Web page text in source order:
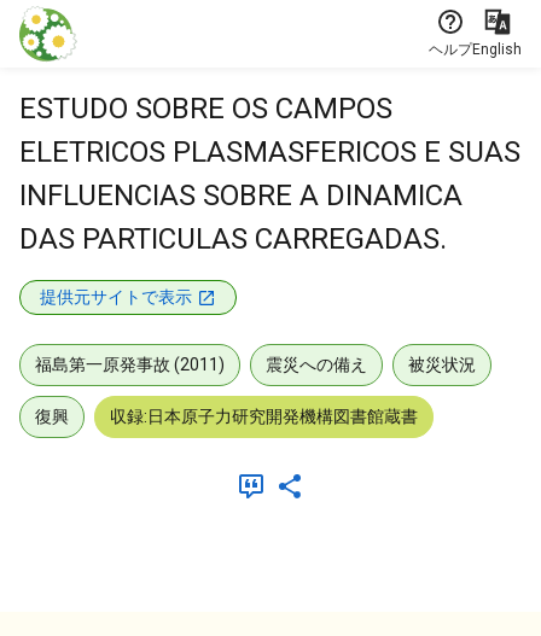
本文に飛ぶ
ヘルプEnglish
ESTUDO SOBRE OS CAMPOS
ELETRICOS PLASMASFERICOS E SUAS
INFLUENCIAS SOBRE A DINAMICA
DAS PARTICULAS CARREGADAS.
提供元サイトで表示
福島第一原発事故 (2011) 震災への備え 被災状況
復興 収録:日本原子力研究開発機構図書館蔵書